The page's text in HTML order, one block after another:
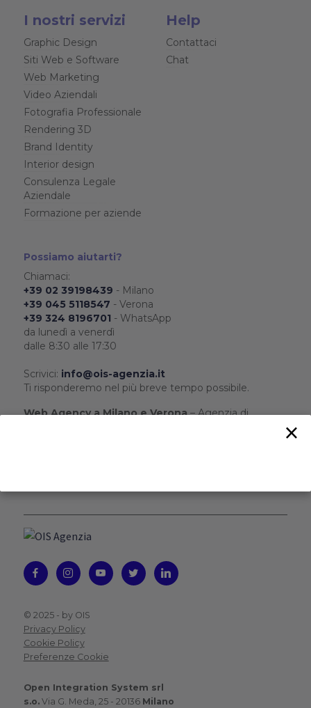
I nostri servizi
Graphic Design
Siti Web e Software
Web Marketing
Video Aziendali
Fotografia Professionale
Rendering 3D
Brand Identity
Interior design
Consulenza Legale
Aziendale
Formazione per aziende
Help
Contattaci
Chat
Possiamo aiutarti?
Chiamaci:
+39 02 39198439 - Milano
+39 045 5118547 - Verona
+39 324 8196701 - WhatsApp
da lunedì a venerdì
dalle 8:30 alle 17:30
Scrivici: info@ois-agenzia.it
Ti risponderemo nel più breve tempo possibile.
Web Agency a Milano e Verona– Agenzia di
© 2025 - by OIS
Privacy Policy
Cookie Policy
Preferenze Cookie
Open Integration System srl
s.o.Via G. Meda, 25 - 20136 Milano
×